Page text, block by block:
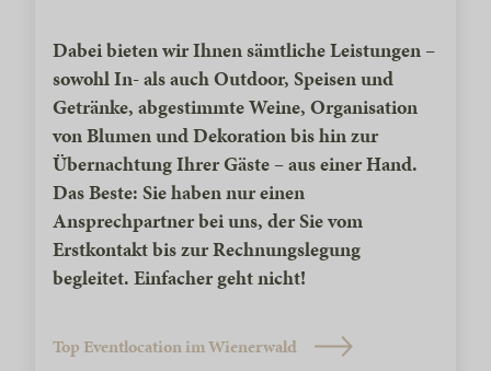
Dabei bieten wir Ihnen sämtliche Leistungen –
sowohl In- als auch Outdoor, Speisen und
Getränke, abgestimmte Weine, Organisation
von Blumen und Dekoration bis hin zur
Übernachtung Ihrer Gäste – aus einer Hand.
Das Beste: Sie haben nur einen
Ansprechpartner bei uns, der Sie vom
Erstkontakt bis zur Rechnungslegung
begleitet. Einfacher geht nicht!
Top Eventlocation im Wienerwald